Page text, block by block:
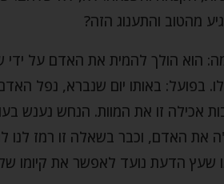
מהטוב והתענוג הזה?
הוא הולך להמית את האדם על ידי
בפועל: באותו יום שנברא, נפל
אכילה זו את המוות. הנחש נענש
את האדם, וכבר בשאלה זו רמז
שעץ הדעת נועד לאפשר את קיומו